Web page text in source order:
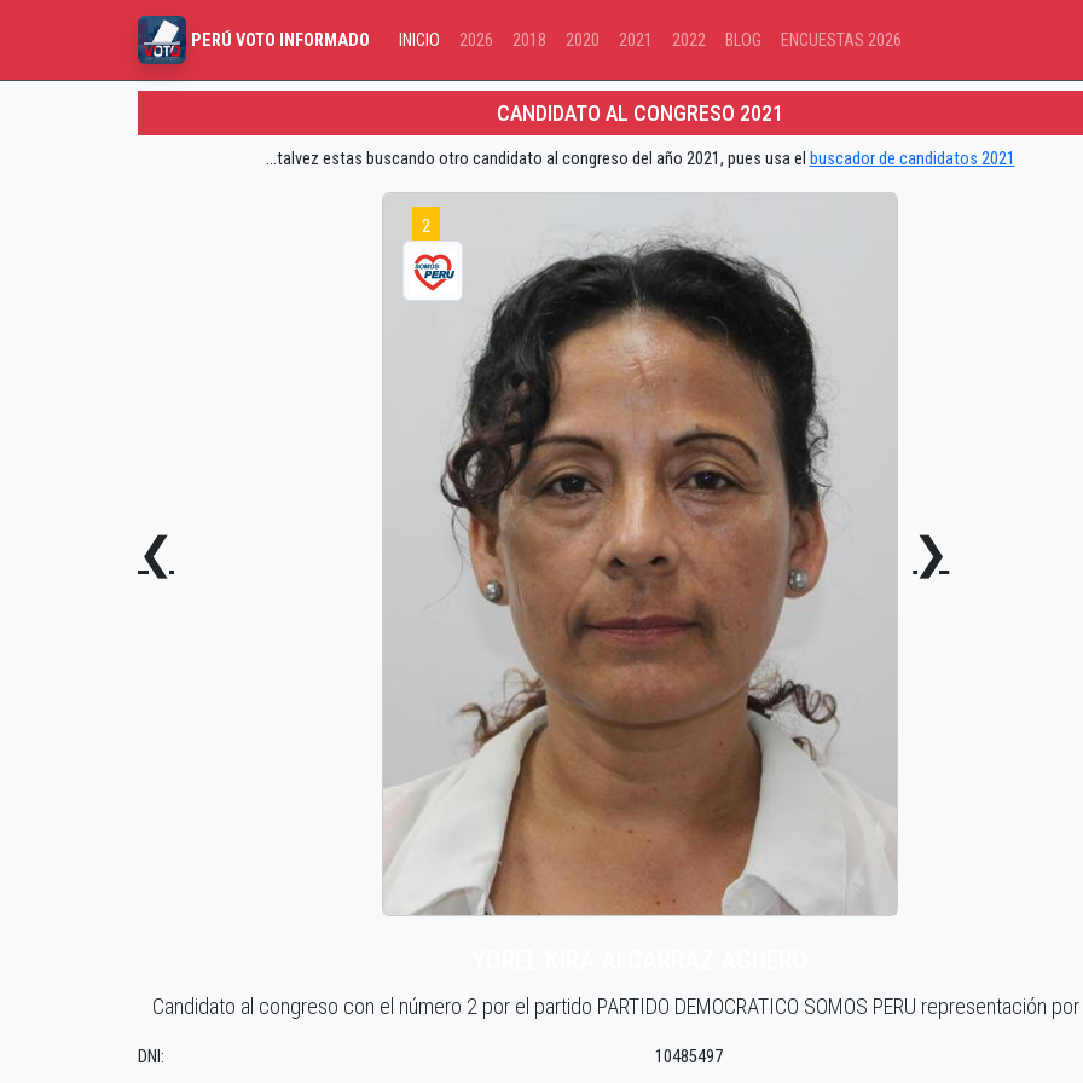
PERÚ VOTO INFORMADO INICIO 2026 2018 2020 2021 2022 BLOG ENCUESTAS 2026
CANDIDATO AL CONGRESO 2021
...talvez estas buscando otro candidato al congreso del año 2021, pues usa el buscador de candidatos 2021
❮
2
❯
Candidato al congreso con el número 2 por el partido PARTIDO DEMOCRATICO SOMOS PERU representación
DNI: 10485497